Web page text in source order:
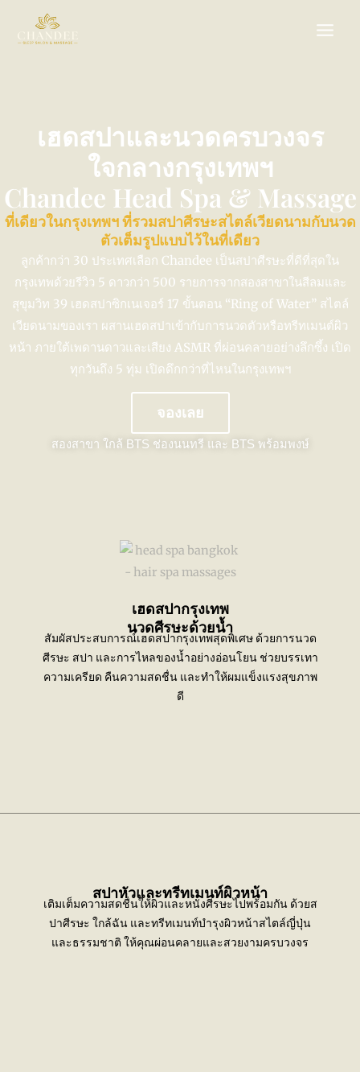
เฮดสปาและนวดครบวงจร
ใจกลางกรุงเทพฯ
Chandee Head Spa & Massage
ที่เดียวในกรุงเทพฯ ที่รวมสปาศีรษะสไตล์เวียดนามกับนวด
ตัวเต็มรูปแบบไว้ในที่เดียว
ลูกค้ากว่า 30 ประเทศเลือก Chandee เป็นสปาศีรษะที่ดีที่สุดใน
กรุงเทพด้วยรีวิว 5 ดาวกว่า 500 รายการจากสองสาขาในสีลมและ
สุขุมวิท 39 เฮดสปาซิกเนเจอร์ 17 ขั้นตอน “Ring of Water” สไตล์
เวียดนามของเรา ผสานเฮดสปาเข้ากับการนวดตัวหรือทรีทเมนต์ผิว
หน้า ภายใต้เพดานดาวและเสียง ASMR ที่ผ่อนคลายอย่างลึกซึ้ง เปิด
ทุกวันถึง 5 ทุ่ม เปิดดึกกว่าที่ไหนในกรุงเทพฯ
จองเลย
สองสาขา ใกล้ BTS ช่องนนทรี และ BTS พร้อมพงษ์
เฮดสปากรุงเทพ
นวดศีรษะด้วยน้ำ
สัมผัสประสบการณ์เฮดสปากรุงเทพสุดพิเศษ ด้วยการนวด
ศีรษะ สปา และการไหลของน้ำอย่างอ่อนโยน ช่วยบรรเทา
ความเครียด คืนความสดชื่น และทำให้ผมแข็งแรงสุขภาพ
ดี
สปาหัวและทรีทเมนท์ผิวหน้า
เติมเต็มความสดชื่นให้ผิวและหนังศีรษะไปพร้อมกัน ด้วยส
ปาศีรษะ ใกล้ฉัน และทรีทเมนท์บำรุงผิวหน้าสไตล์ญี่ปุ่น
และธรรมชาติ ให้คุณผ่อนคลายและสวยงามครบวงจร